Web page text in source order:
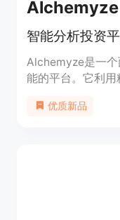
Alchemyze
Alchemyze是一
能的平台。它利用
是民主化市场智
优质新品